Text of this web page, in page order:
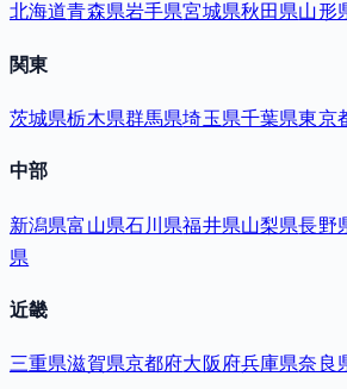
北海道青森県岩手県宮城県秋田県山形
関東
茨城県栃木県群馬県埼玉県千葉県東京
中部
新潟県富山県石川県福井県山梨県長野
県
近畿
三重県滋賀県京都府大阪府兵庫県奈良